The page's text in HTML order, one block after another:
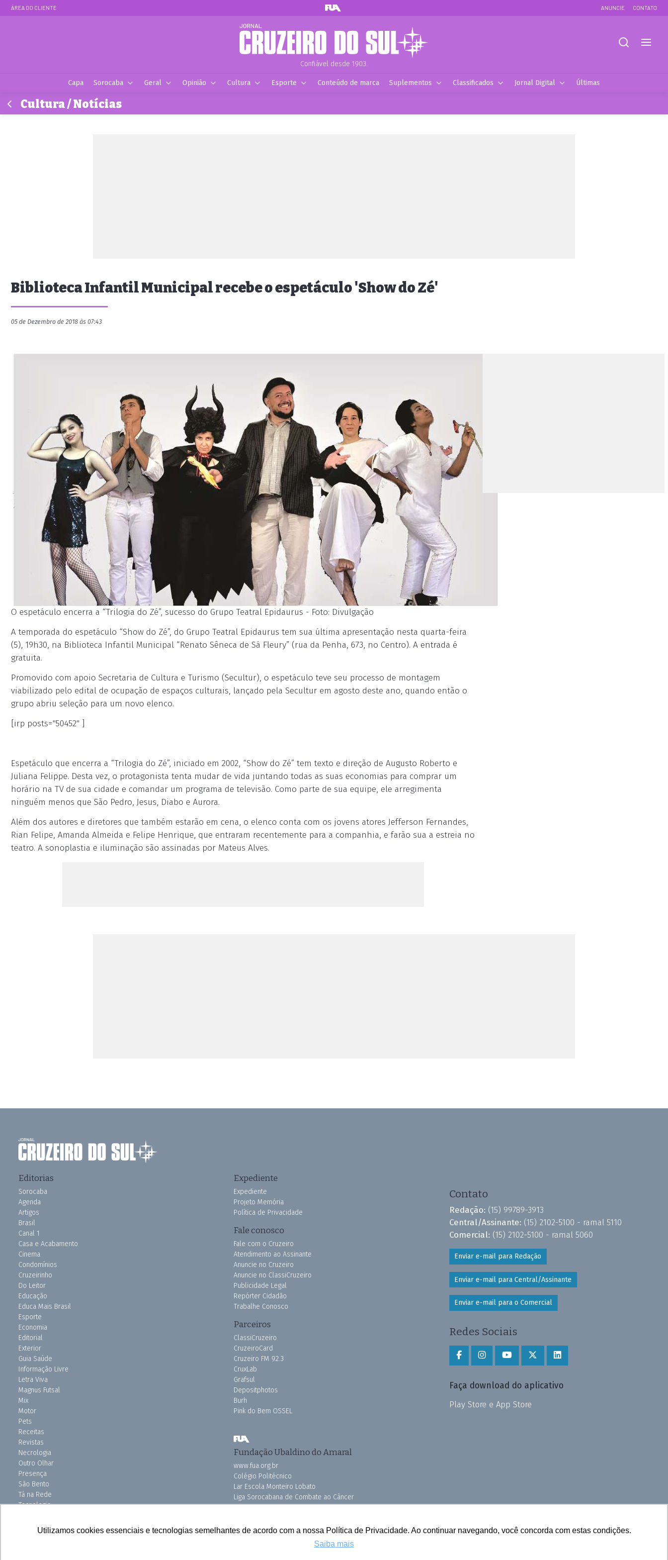
Utilizamos cookies essenciais e tecnologias semelhantes de acordo com a nossa Política de Privacidade. Ao continuar navegando, você concorda com estas condições.
Saiba mais
ÁREA DO CLIENTE ANUNCIE CONTATO
Confiável desde 1903.
Capa Sorocaba Geral Opinião Cultura Esporte Conteúdo de marca Suplementos Classificados Jornal Digital Últimas
Cultura / Notícias
Biblioteca Infantil Municipal recebe o espetáculo 'Show do Zé'
05 de Dezembro de 2018 às 07:43
O espetáculo encerra a “Trilogia do Zé”, sucesso do Grupo Teatral Epidaurus - Foto: Divulgação
A temporada do espetáculo “Show do Zé”, do Grupo Teatral Epidaurus tem sua última apresentação nesta quarta-feira
(5), 19h30, na Biblioteca Infantil Municipal “Renato Sêneca de Sá Fleury” (rua da Penha, 673, no Centro). A entrada é
gratuita.
Promovido com apoio Secretaria de Cultura e Turismo (Secultur), o espetáculo teve seu processo de montagem
viabilizado pelo edital de ocupação de espaços culturais, lançado pela Secultur em agosto deste ano, quando então o
grupo abriu seleção para um novo elenco.
[irp posts="50452" ]
Espetáculo que encerra a “Trilogia do Zé”, iniciado em 2002, “Show do Zé” tem texto e direção de Augusto Roberto e
Juliana Felippe. Desta vez, o protagonista tenta mudar de vida juntando todas as suas economias para comprar um
horário na TV de sua cidade e comandar um programa de televisão. Como parte de sua equipe, ele arregimenta
ninguém menos que São Pedro, Jesus, Diabo e Aurora.
Além dos autores e diretores que também estarão em cena, o elenco conta com os jovens atores Jefferson Fernandes,
Rian Felipe, Amanda Almeida e Felipe Henrique, que entraram recentemente para a companhia, e farão sua a estreia no
teatro. A sonoplastia e iluminação são assinadas por Mateus Alves.
Editorias
Sorocaba
Agenda
Artigos
Brasil
Canal 1
Casa e Acabamento
Cinema
Condomínios
Cruzeirinho
Do Leitor
Educação
Educa Mais Brasil
Esporte
Economia
Editorial
Exterior
Guia Saúde
Informação Livre
Letra Viva
Magnus Futsal
Mix
Motor
Pets
Receitas
Revistas
Necrologia
Outro Olhar
Presença
São Bento
Tá na Rede
Tecnologia
Uniso Ciência
Expediente
Expediente
Projeto Memória
Política de Privacidade
Fale conosco
Fale com o Cruzeiro
Atendimento ao Assinante
Anuncie no Cruzeiro
Anuncie no ClassiCruzeiro
Publicidade Legal
Repórter Cidadão
Trabalhe Conosco
Parceiros
ClassiCruzeiro
CruzeiroCard
Cruzeiro FM 92.3
CruxLab
Grafsul
Depositphotos
Burh
Pink do Bem OSSEL
Fundação Ubaldino do Amaral
www.fua.org.br
Colégio Politécnico
Lar Escola Monteiro Lobato
Liga Sorocabana de Combate ao Câncer
Vila dos Velhinhos
Contato
Redação: (15) 99789-3913
Central/Assinante: (15) 2102-5100 - ramal 5110
Comercial: (15) 2102-5100 - ramal 5060
Enviar e-mail para Redação
Enviar e-mail para Central/Assinante
Enviar e-mail para o Comercial
Redes Sociais
Faça download do aplicativo
Play Store e App Store